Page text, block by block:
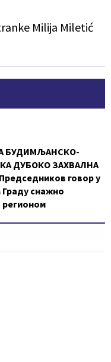
Milija Miletić
БУДИМЉАНСКО-
ДУБОКО ЗАХВАЛНА
говор у
снажно
регионом